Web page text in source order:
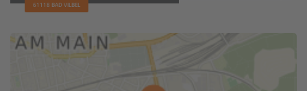
61118 BAD VILBEL